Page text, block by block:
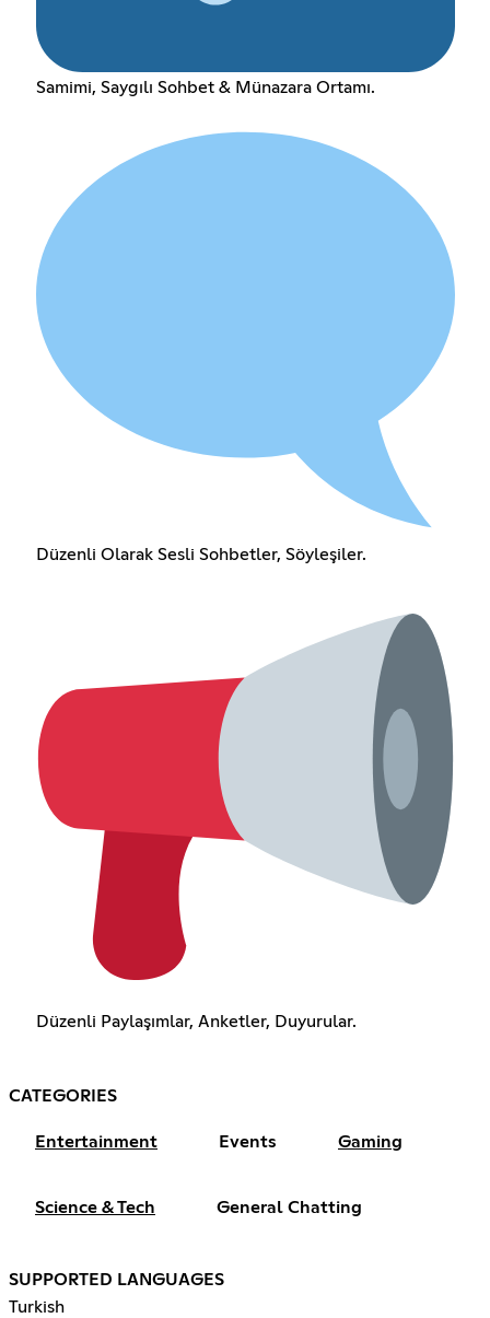
Samimi, Saygılı Sohbet & Münazara Ortamı.
Düzenli Olarak Sesli Sohbetler, Söyleşiler.
Düzenli Paylaşımlar, Anketler, Duyurular.
CATEGORIES
Entertainment Events Gaming
Science & Tech General Chatting
SUPPORTED LANGUAGES
Turkish